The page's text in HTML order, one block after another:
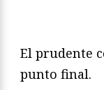
El prudente
punto final.